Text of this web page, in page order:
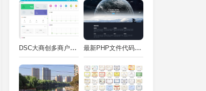
DSC大商创多商户电商系统完整部署教程（附PHP7.4/PHP8兼容修复方案） 最新PHP文件代码加密系统 在线PHP加密系统 全开源 亲测可用